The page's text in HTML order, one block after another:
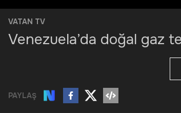
VATAN TV
Venezuela’da doğal gaz
PAYLAŞ